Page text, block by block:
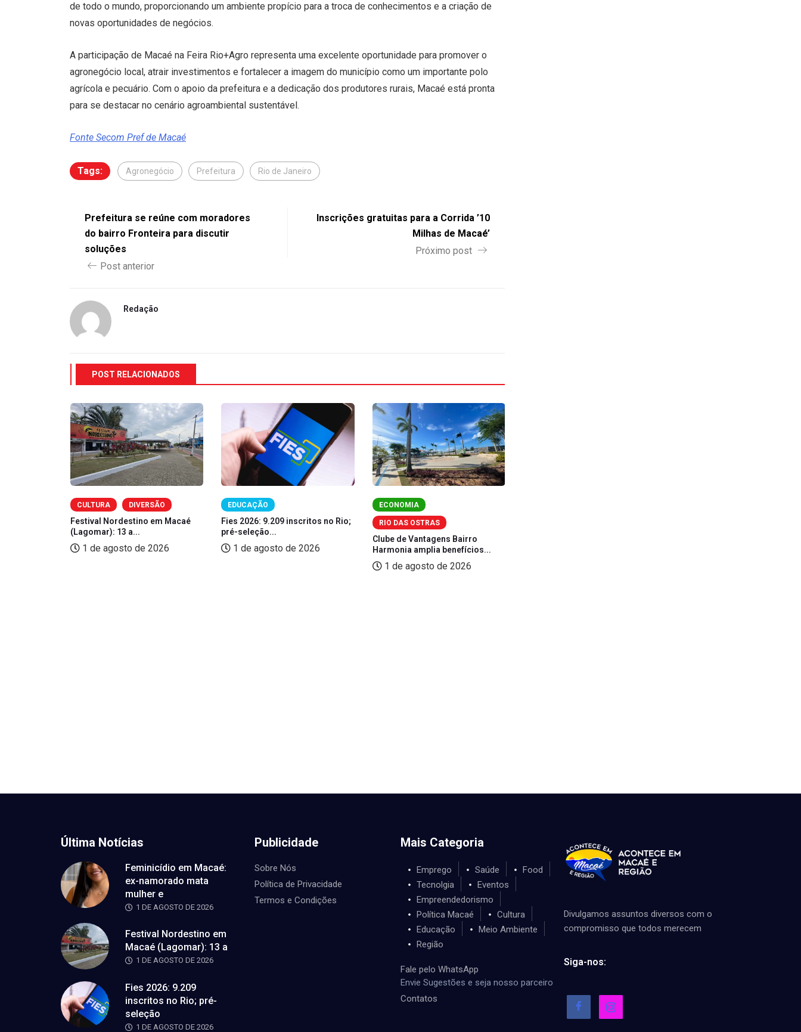
de todo o mundo, proporcionando um ambiente propício para a troca de conhecimentos e a criação de
novas oportunidades de negócios.
A participação de Macaé na Feira Rio+Agro representa uma excelente oportunidade para promover o
agronegócio local, atrair investimentos e fortalecer a imagem do município como um importante polo
agrícola e pecuário. Com o apoio da prefeitura e a dedicação dos produtores rurais, Macaé está pronta
para se destacar no cenário agroambiental sustentável.
Fonte Secom Pref de Macaé
Tags: Agronegócio Prefeitura Rio de Janeiro
Prefeitura se reúne com moradores
do bairro Fronteira para discutir
soluções
Post anterior
Inscrições gratuitas para a Corrida ’10
Milhas de Macaé’
Próximo post
Redação
POST RELACIONADOS
CULTURA DIVERSÃO
Festival Nordestino em Macaé
(Lagomar): 13 a...
1 de agosto de 2026
EDUCAÇÃO
Fies 2026: 9.209 inscritos no Rio;
pré-seleção...
1 de agosto de 2026
ECONOMIA
RIO DAS OSTRAS
Clube de Vantagens Bairro
Harmonia amplia benefícios...
1 de agosto de 2026
Última Notícias
Feminicídio em Macaé:
ex-namorado mata
mulher e
1 DE AGOSTO DE 2026
Festival Nordestino em
Macaé (Lagomar): 13 a
1 DE AGOSTO DE 2026
Fies 2026: 9.209
inscritos no Rio; pré-
seleção
1 DE AGOSTO DE 2026
Publicidade
Sobre Nós
Política de Privacidade
Termos e Condições
Mais Categoria
Emprego Saúde
Food
Tecnolgia
Eventos
Empreendedorismo
Política Macaé
Cultura
Educação
Meio Ambiente
Região
Fale pelo WhatsApp
Envie Sugestões e seja nosso parceiro
Contatos
Divulgamos assuntos diversos com o
compromisso que todos merecem
Siga-nos: